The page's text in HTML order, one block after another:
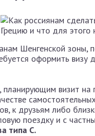
Шенгенской зоны,
оформить визу
планирующим визит на
к друзьям либо
поездку и с
типа С.